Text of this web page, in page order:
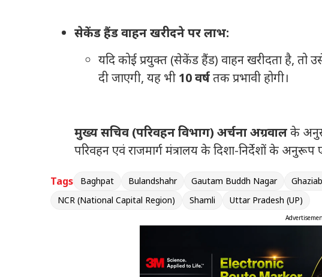
सेकेंड हैंड वाहन खरीदने पर लाभ:
यदि कोई प्रयुक्त (सेकेंड हैंड) वाहन खरीदता है, तो
दी जाएगी, यह भी 10 वर्षतक प्रभावी होगी।
मुख्य सचिव (परिवहन विभाग) अर्चना अग्रवालके
परिवहन एवं राजमार्ग मंत्रालय के दिशा-निर्देशों के
Tags Baghpat Bulandshahr Gautam Buddh Nagar
NCR (National Capital Region)
Shamli Uttar Pradesh (UP)